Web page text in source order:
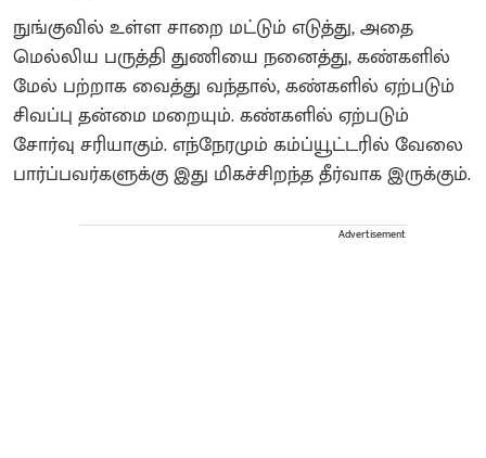
நுங்குவில் உள்ள சாறை மட்டும் எடுத்து, அதை
மெல்லிய பருத்தி துணியை நனைத்து, கண்களில்
மேல் பற்றாக வைத்து வந்தால், கண்களில் ஏற்படும்
சிவப்பு தன்மை மறையும். கண்களில் ஏற்படும்
சோர்வு சரியாகும். எந்நேரமும் கம்ப்யூட்டரில் வேலை
பார்ப்பவர்களுக்கு இது மிகச்சிறந்த தீர்வாக இருக்கும்.
Advertisement